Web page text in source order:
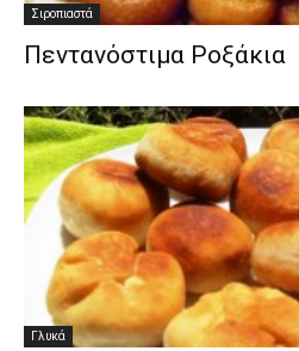
Σιροπιαστά
Πεντανόστιμα Ροξάκια
Γλυκά